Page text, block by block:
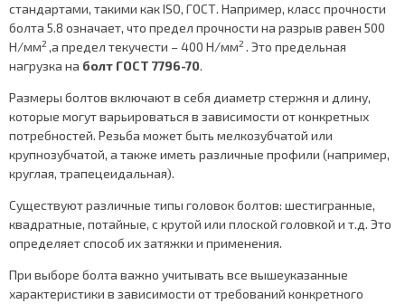
стандартами, такими как ISO, ГОСТ. Например, класс прочности
болта 5.8 означает, что предел прочности на разрыв равен 500
Н/мм2 ,а предел текучести – 400 Н/мм2 . Это предельная
нагрузка на болт ГОСТ 7796-70.
Размеры болтов включают в себя диаметр стержня и длину,
которые могут варьироваться в зависимости от конкретных
потребностей. Резьба может быть мелкозубчатой или
крупнозубчатой, а также иметь различные профили (например,
круглая, трапецеидальная).
Существуют различные типы головок болтов: шестигранные,
квадратные, потайные, с крутой или плоской головкой и т.д. Это
определяет способ их затяжки и применения.
При выборе болта важно учитывать все вышеуказанные
характеристики в зависимости от требований конкретного